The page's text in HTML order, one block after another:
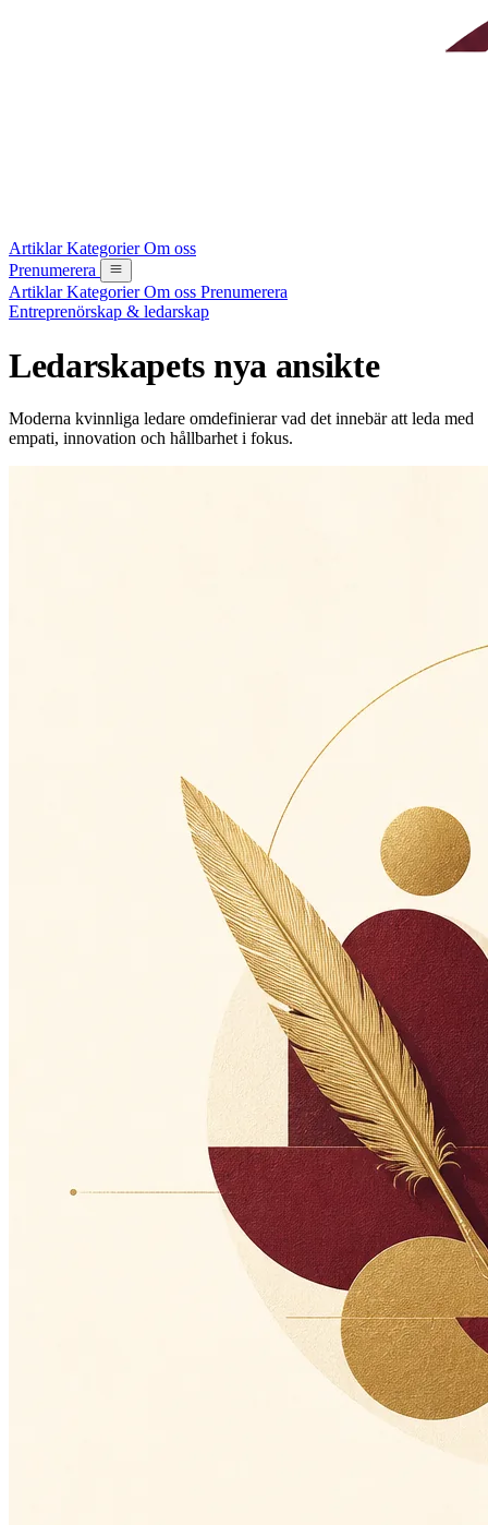
ArtiklarKategorierOm oss
Prenumerera
ArtiklarKategorierOm oss Prenumerera
Entreprenörskap & ledarskap
Ledarskapets nya ansikte
Moderna kvinnliga ledare omdefinierar vad det innebär att leda med
empati, innovation och hållbarhet i fokus.